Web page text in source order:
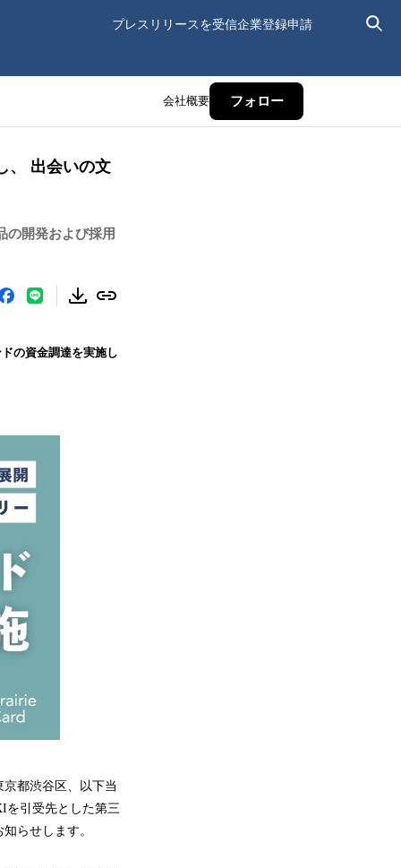
プレスリリースを受信企業登録申請
会社概要 フォロー
、 出会いの文
の開発および採用
の資金調達を実施し
都渋谷区、以下当
を引受先とした第三
らせします。